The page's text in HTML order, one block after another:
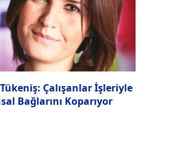
Çalışanlar İşleriyle
Bağlarını Koparıyor